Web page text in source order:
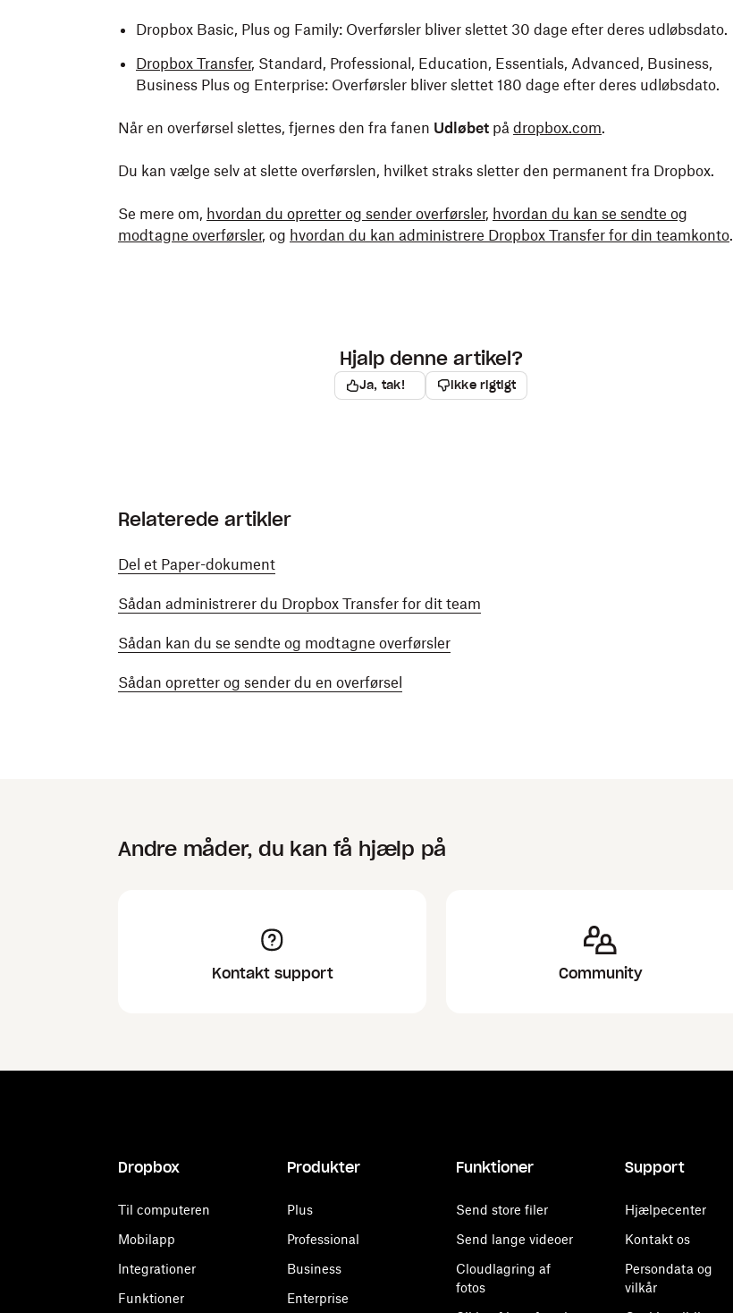
Dropbox Basic, Plus og Family: Overførsler bliver slettet 30 dage efter deres udløbsdato.
Dropbox Transfer, Standard, Professional, Education, Essentials, Advanced, Business,
Business Plus og Enterprise: Overførsler bliver slettet 180 dage efter deres udløbsdato.
Når en overførsel slettes, fjernes den fra fanen Udløbet på dropbox.com.
Du kan vælge selv at slette overførslen, hvilket straks sletter den permanent fra Dropbox.
Se mere om, hvordan du opretter og sender overførsler, hvordan du kan se sendte og
modtagne overførsler, og hvordan du kan administrere Dropbox Transfer for din teamkonto.
Hjalp denne artikel?
Ja, tak! Ikke rigtigt
Relaterede artikler
Del et Paper-dokument
Sådan administrerer du Dropbox Transfer for dit team
Sådan kan du se sendte og modtagne overførsler
Sådan opretter og sender du en overførsel
Andre måder, du kan få hjælp på
Kontakt support Community
Dropbox
Til computeren
Mobilapp
Integrationer
Funktioner
Produkter
Plus
Professional
Business
Enterprise
Funktioner
Send store filer
Send lange videoer
Cloudlagring af
fotos
Support
Hjælpecenter
Kontakt os
Persondata og
vilkår